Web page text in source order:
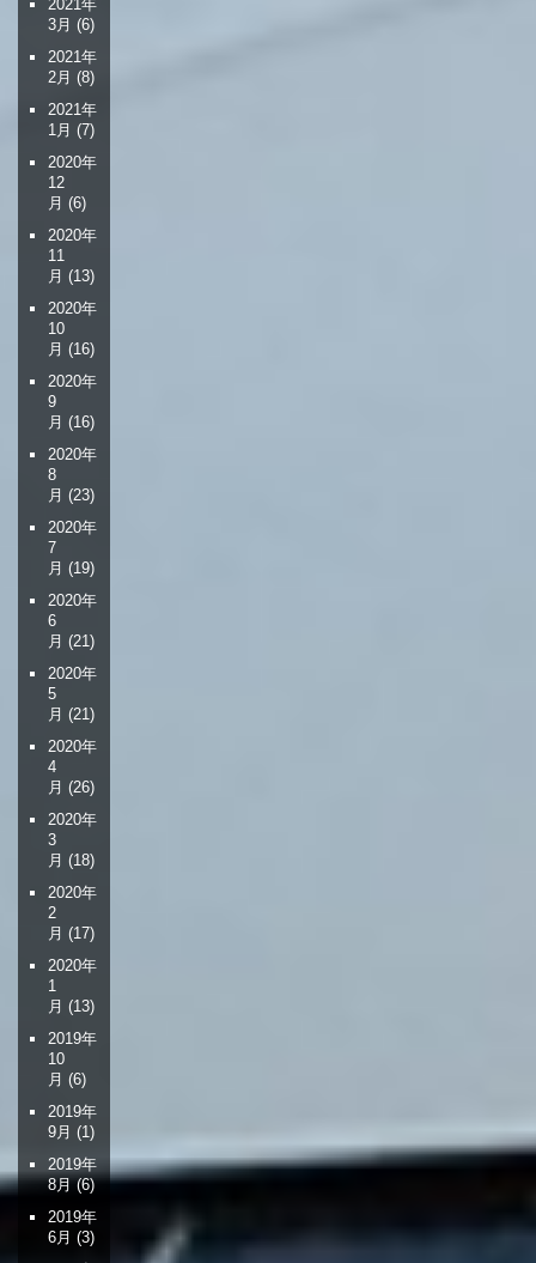
2021年
3月 (6)
2021年
2月 (8)
2021年
1月 (7)
2020年
12
月 (6)
2020年
11
月 (13)
2020年
10
月 (16)
2020年
9
月 (16)
2020年
8
月 (23)
2020年
7
月 (19)
2020年
6
月 (21)
2020年
5
月 (21)
2020年
4
月 (26)
2020年
3
月 (18)
2020年
2
月 (17)
2020年
1
月 (13)
2019年
10
月 (6)
2019年
9月 (1)
2019年
8月(6)
2019年
6月 (3)